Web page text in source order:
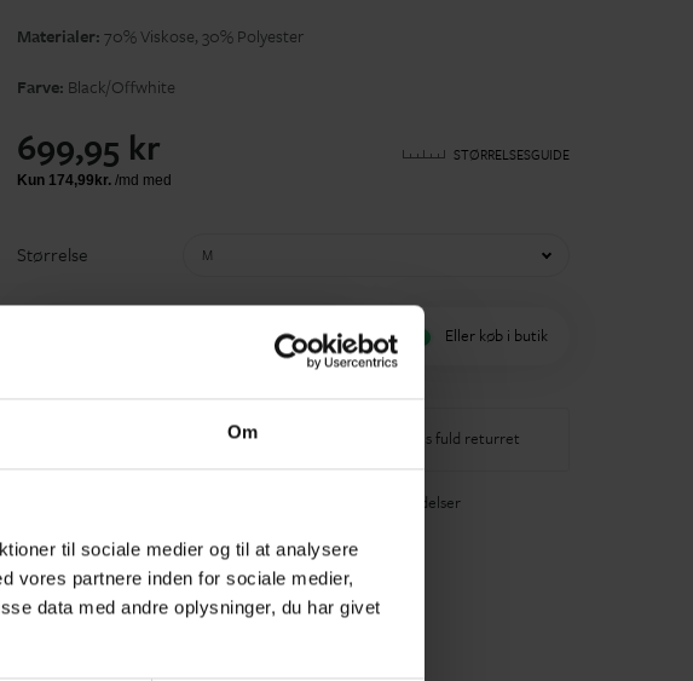
Om
til sociale medier og til at analysere
vores partnere inden for sociale medier,
data med andre oplysninger, du har givet
Materialer:70% Viskose, 30% Polyester
Farve: Black/Offwhite
699,95 kr STØRRELSESGUIDE
Størrelse M
Tilføj til indkøbskurv Eller køb i butik
Hurtig 1-3 dages levering 14 dages fuld returret
40+ glade anmeldelser